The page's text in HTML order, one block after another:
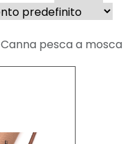
Canna pesca a mosca